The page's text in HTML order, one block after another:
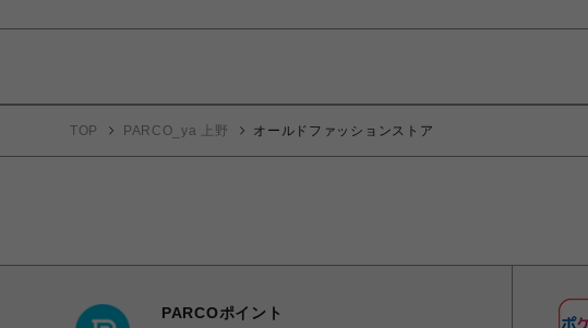
TOP PARCO_ya 上野 オールドファッションストア
PARCOポイント